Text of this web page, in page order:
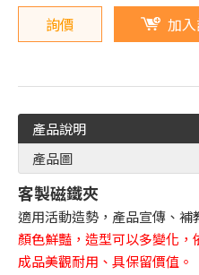
詢價 加
產品說明
產品圖
客製磁鐵夾
適用活動造勢，產品宣傳、補
顏色鮮豔，造型可以多變化，
成品美觀耐用、具保留價值。